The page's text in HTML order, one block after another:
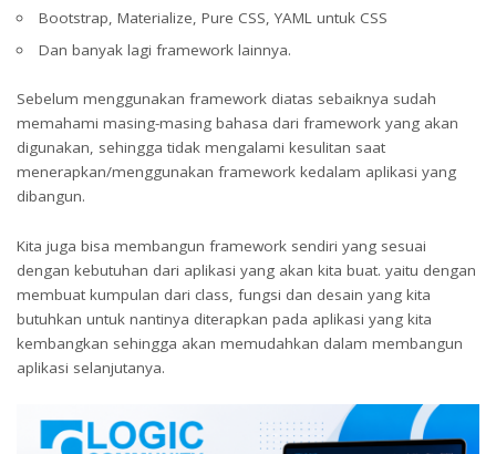
Bootstrap, Materialize, Pure CSS, YAML untuk CSS
Dan banyak lagi framework lainnya.
Sebelum menggunakan framework diatas sebaiknya sudah
memahami masing-masing bahasa dari framework yang akan
digunakan, sehingga tidak mengalami kesulitan saat
menerapkan/menggunakan framework kedalam aplikasi yang
dibangun.
Kita juga bisa membangun framework sendiri yang sesuai
dengan kebutuhan dari aplikasi yang akan kita buat. yaitu dengan
membuat kumpulan dari class, fungsi dan desain yang kita
butuhkan untuk nantinya diterapkan pada aplikasi yang kita
kembangkan sehingga akan memudahkan dalam membangun
aplikasi selanjutanya.